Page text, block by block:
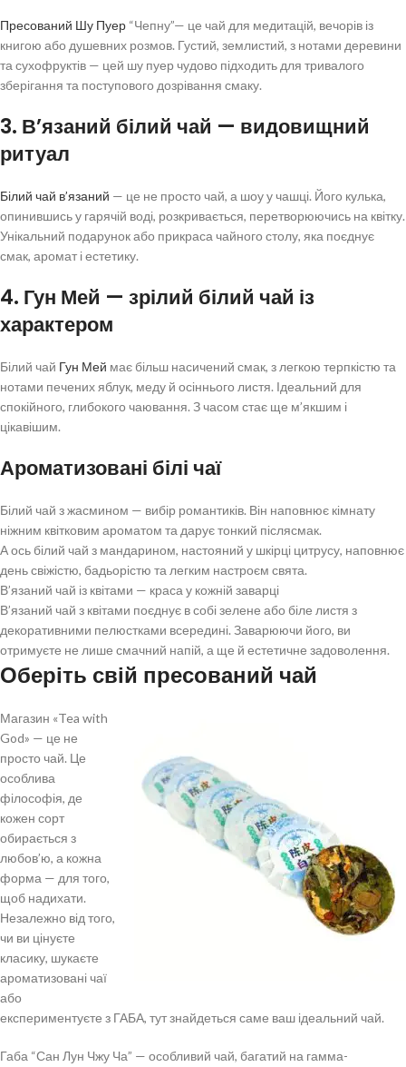
Пресований Шу Пуер “Чепну”— це чай для медитацій, вечорів із
книгою або душевних розмов. Густий, землистий, з нотами деревини
та сухофруктів — цей шу пуер чудово підходить для тривалого
зберігання та поступового дозрівання смаку.
3. В’язаний білий чай — видовищний
ритуал
Білий чай в’язаний — це не просто чай, а шоу у чашці. Його кулька,
опинившись у гарячій воді, розкривається, перетворюючись на квітку.
Унікальний подарунок або прикраса чайного столу, яка поєднує
смак, аромат і естетику.
4. Гун Мей — зрілий білий чай із
характером
Білий чай Гун Мей має більш насичений смак, з легкою терпкістю та
нотами печених яблук, меду й осіннього листя. Ідеальний для
спокійного, глибокого чаювання. З часом стає ще м’якшим і
цікавішим.
Ароматизовані білі чаї
Білий чай з жасмином — вибір романтиків. Він наповнює кімнату
ніжним квітковим ароматом та дарує тонкий післясмак.
А ось білий чай з мандарином, настояний у шкірці цитрусу, наповнює
день свіжістю, бадьорістю та легким настроєм свята.
В’язаний чай із квітами — краса у кожній заварці
В’язаний чай з квітами поєднує в собі зелене або біле листя з
декоративними пелюстками всередині. Заварюючи його, ви
отримуєте не лише смачний напій, а ще й естетичне задоволення.
Оберіть свій пресований чай
Магазин «Tea with
God» — це не
просто чай. Це
особлива
філософія, де
кожен сорт
обирається з
любов’ю, а кожна
форма — для того,
щоб надихати.
Незалежно від того,
чи ви цінуєте
класику, шукаєте
ароматизовані чаї
або
експериментуєте з ГАБА, тут знайдеться саме ваш ідеальний чай.
Габа “Сан Лун Чжу Ча” — особливий чай, багатий на гамма-